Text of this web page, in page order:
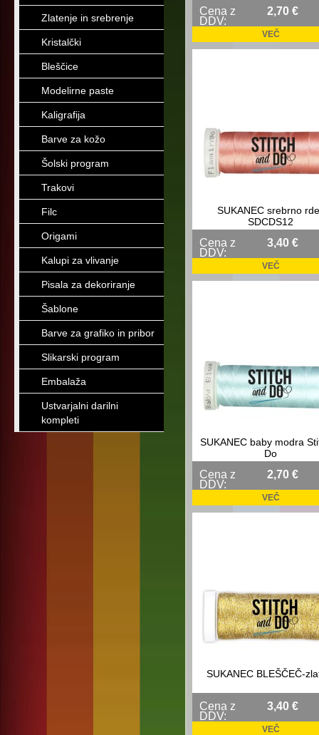
Zlatenje in srebrenje
Kristalčki
Bleščice
Modelirne paste
Kaligrafija
Barve za kožo
Šolski program
Trakovi
Filc
Origami
Kalupi za vlivanje
Pisala za dekoriranje
Šablone
Barve za grafiko in pribor
Slikarski program
Embalaža
Ustvarjalni darilni
kompleti
Cena z
DDV:
2,70 €
VEČ
SUKANEC srebrno
SDCDS12
Cena z
DDV:
3,40 €
VEČ
SUKANEC baby modra
Do
Cena z
DDV:
2,70 €
VEČ
SUKANEC BLEŠČEČ-
Cena z
DDV:
3,40 €
VEČ